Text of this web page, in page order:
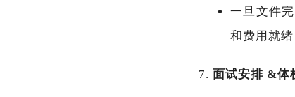
一旦文件
和费用就绪
面试安排 &体